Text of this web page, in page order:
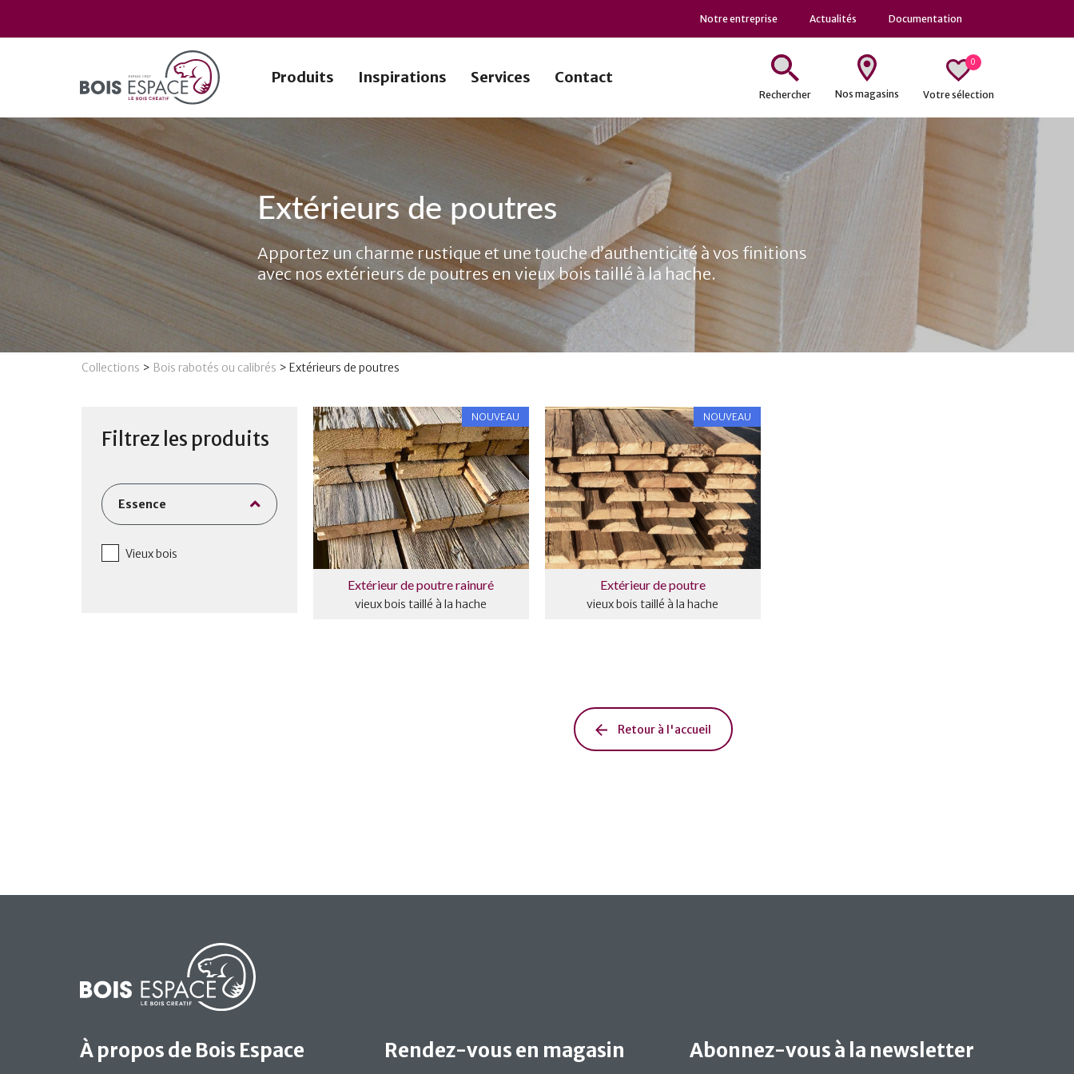
Notre entreprise Actualités Documentation
Produits Inspirations Services Contact
Rechercher Nos magasins
0
Votre sélection
Extérieurs de poutres
Apportez un charme rustique et une touche d’authenticité à vos finitions
avec nos extérieurs de poutres en vieux bois taillé à la hache.
Collections > Bois rabotés ou calibrés > Extérieurs de poutres
Filtrez les produits
Essence
Vieux bois
NOUVEAU
Extérieur de poutre rainuré
vieux bois taillé à la hache
NOUVEAU
Extérieur de poutre
vieux bois taillé à la hache
Retour à l'accueil
À propos de Bois Espace Rendez-vous en magasin Abonnez-vous à la newsletter